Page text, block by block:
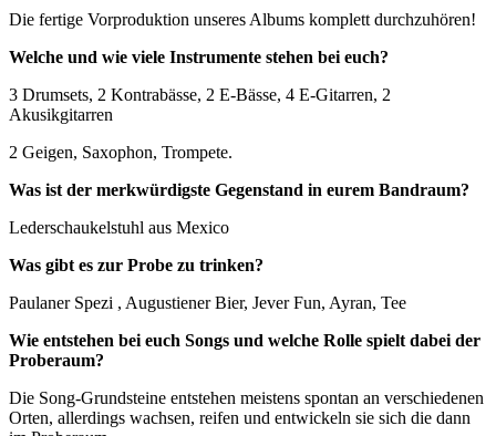
Die fertige Vorproduktion unseres Albums komplett durchzuhören!
Welche und wie viele Instrumente stehen bei euch?
3 Drumsets, 2 Kontrabässe, 2 E-Bässe, 4 E-Gitarren, 2
Akusikgitarren
2 Geigen, Saxophon, Trompete.
Was ist der merkwürdigste Gegenstand in eurem Bandraum?
Lederschaukelstuhl aus Mexico
Was gibt es zur Probe zu trinken?
Paulaner Spezi , Augustiener Bier, Jever Fun, Ayran, Tee
Wie entstehen bei euch Songs und welche Rolle spielt dabei der
Proberaum?
Die Song-Grundsteine entstehen meistens spontan an verschiedenen
Orten, allerdings wachsen, reifen und entwickeln sie sich die dann